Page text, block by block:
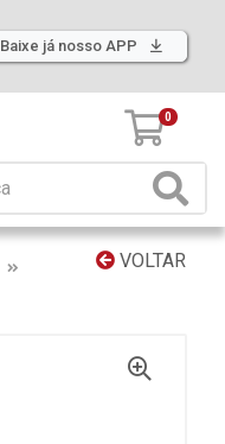
Baixe já nosso APP
0
VOLTAR